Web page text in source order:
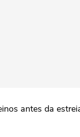
antes da